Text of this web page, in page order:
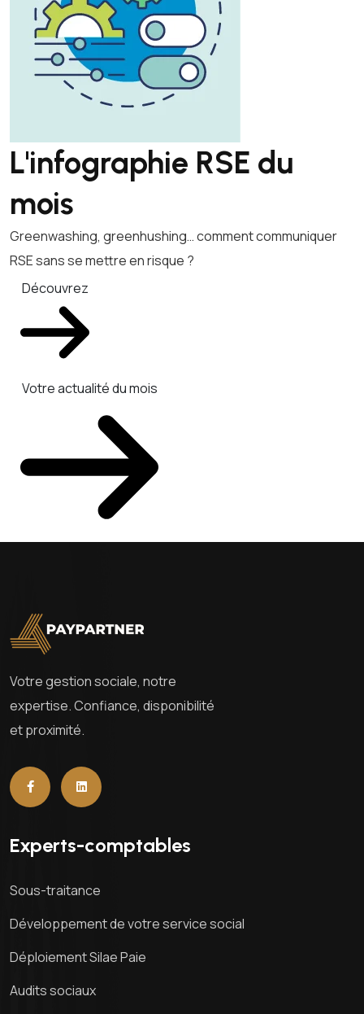
L'infographie RSE du
mois
Greenwashing, greenhushing… comment communiquer
RSE sans se mettre en risque ?
Découvrez
Votre actualité du mois
Votre gestion sociale, notre
expertise. Confiance, disponibilité
et proximité.
Experts-comptables
Sous-traitance
Développement de votre service social
Déploiement Silae Paie
Audits sociaux